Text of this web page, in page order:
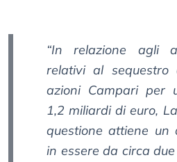
“In relazione agli
relativi al sequestro
azioni Campari per
1,2 miliardi di euro,
questione attiene un
in essere da circa